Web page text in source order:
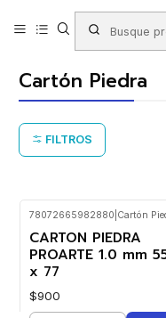
Productos
Cartón Piedra
Cartón Piedra
FILTROS
78072665982880 Cartón
CARTON PIEDRA
PROARTE 1.0 mm
x 77
$900